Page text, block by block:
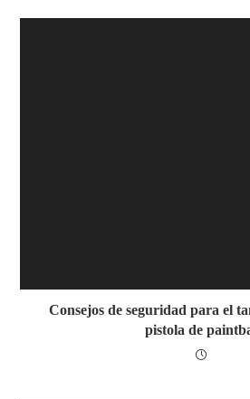
Consejos de seguridad para el
pistola de